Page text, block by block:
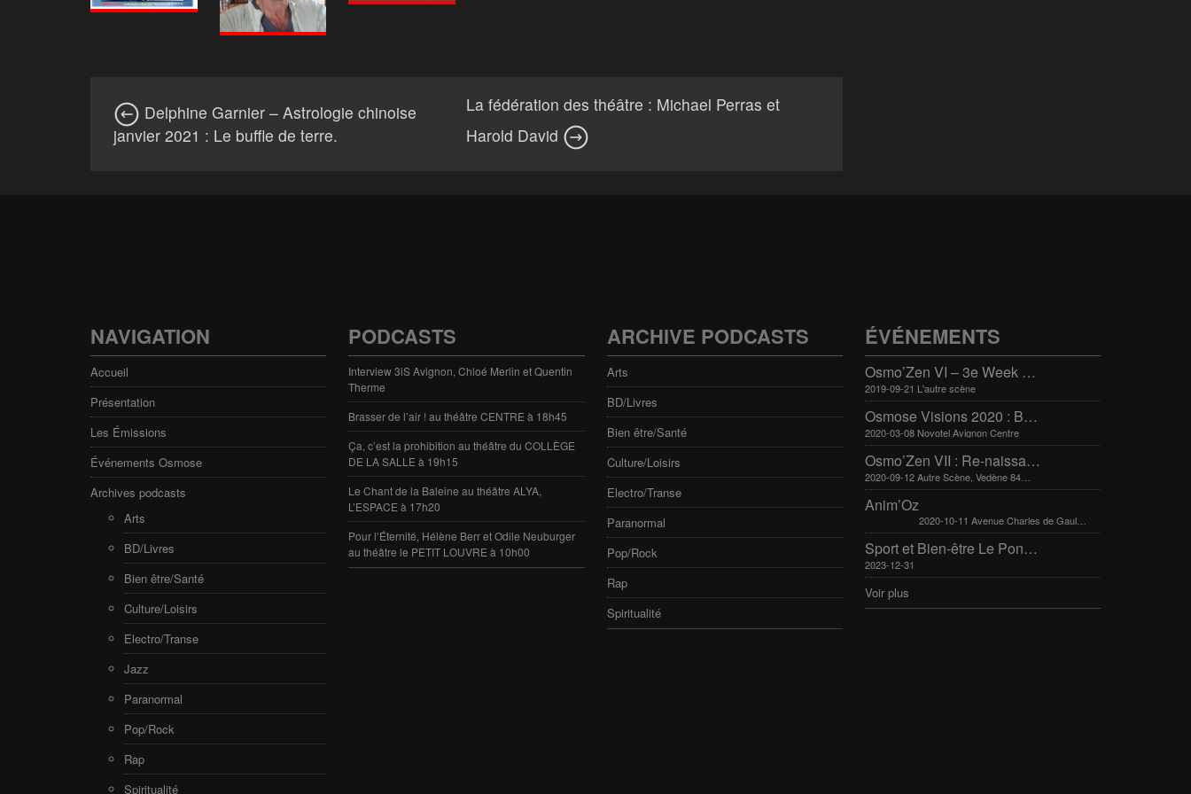
Delphine Garnier – Astrologie chinoise
janvier 2021 : Le buffle de terre.
La fédération des théâtre : Michael Perras et
Harold David
NAVIGATION
Accueil
Présentation
Les Émissions
Événements Osmose
Archives podcasts
Arts
BD/Livres
Bien être/Santé
Culture/Loisirs
Electro/Transe
Jazz
Paranormal
Pop/Rock
Rap
Spiritualité
PODCASTS
Interview 3iS Avignon, Chloé Merlin et Quentin
Therme
Brasser de l’air ! au théâtre CENTRE à 18h45
Ça, c’est la prohibition au théâtre du COLLÈGE
DE LA SALLE à 19h15
Le Chant de la Baleine au théâtre ALYA,
L’ESPACE à 17h20
Pour l’Éternité, Hélène Berr et Odile Neuburger
au théâtre le PETIT LOUVRE à 10h00
ARCHIVE PODCASTS
Arts
BD/Livres
Bien être/Santé
Culture/Loisirs
Electro/Transe
Paranormal
Pop/Rock
Rap
Spiritualité
ÉVÉNEMENTS
Osmo’Zen VI – 3e Week end international du bien-être
2019-09-21 L'autre scène
Osmose Visions 2020 : Bien-être et arts divinatoires
2020-03-08 Novotel Avignon Centre
Osmo’Zen VII : Re-naissance
2020-09-12 Autre Scène, Vedène 84270
Anim’Oz
2020-10-11 Avenue Charles de Gaulle 30400 Villeneuve-Lès-Avignon
Sport et Bien-être Le Pontet 16-17 mars 2024
2023-12-31
Voir plus